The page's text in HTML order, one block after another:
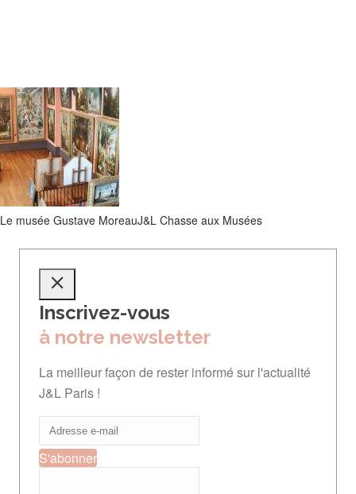
Le musée Gustave MoreauJ&L Chasse aux Musées
Inscrivez-vous
à notre newsletter
La meilleur façon de rester informé sur l'actualité
J&L Paris !
S'abonner